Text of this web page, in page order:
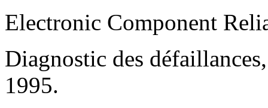
Electronic Component
Diagnostic des
1995.